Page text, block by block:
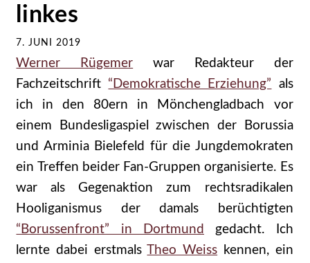
linkes
7. JUNI 2019
Werner Rügemer war Redakteur der
Fachzeitschrift “Demokratische Erziehung” als
ich in den 80ern in Mönchengladbach vor
einem Bundesligaspiel zwischen der Borussia
und Arminia Bielefeld für die Jungdemokraten
ein Treffen beider Fan-Gruppen organisierte. Es
war als Gegenaktion zum rechtsradikalen
Hooliganismus der damals berüchtigten
“Borussenfront” in Dortmund
gedacht. Ich
lernte dabei erstmalsTheo Weiss kennen,ein